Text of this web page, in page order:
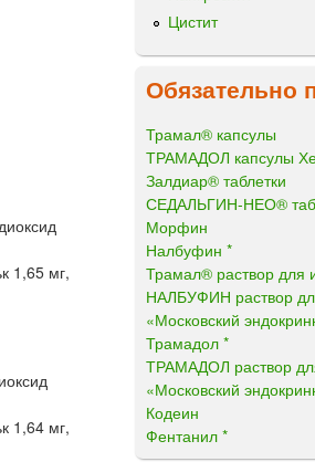
1,65 мг,
1,64 мг,
Цистит
Обязательно
Трамал® капсулы
ТРАМАДОЛ капсулы
Залдиар® таблетки
СЕДАЛЬГИН-НЕО®
Морфин
Налбуфин *
Трамал® раствор для
НАЛБУФИН раствор
«Московский
Трамадол *
ТРАМАДОЛ раствор
«Московский
Кодеин
Фентанил *